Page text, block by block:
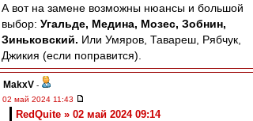
А вот на замене возможны нюансы и большой
выбор: Угальде, Медина, Мозес, Зобнин,
Зиньковский. Или Умяров, Тавареш, Рябчук,
Джикия (если поправится).
MakxV -
02 май 2024 11:43
RedQuite » 02 май 2024 09:14